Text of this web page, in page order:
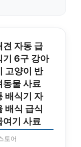
견 자동 급
기 6구 강아
고양이 반
동물 사료
배식기 자
배식 급식
여기 사료
토어